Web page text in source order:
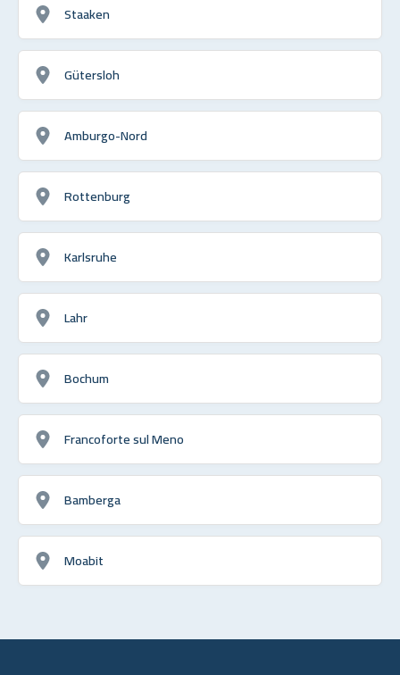
Staaken
Gütersloh
Amburgo-Nord
Rottenburg
Karlsruhe
Lahr
Bochum
Francoforte sul Meno
Bamberga
Moabit